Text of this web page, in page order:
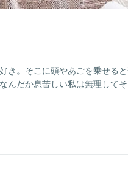
き。そこに頭やあごを乗せる
んだか息苦しい私は無理して